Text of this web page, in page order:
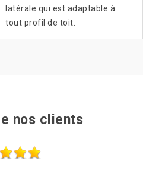
latérale qui est adaptable à
tout profil de toit.
nos clients